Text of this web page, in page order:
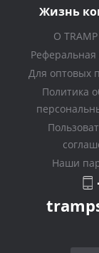
Жизнь
О TRAMP
Для оптовых
Политика
Наши